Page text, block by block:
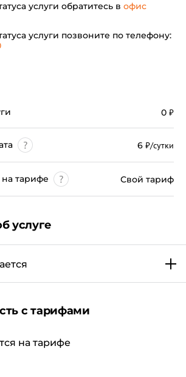
услуги обратитесь в офис
услуги позвоните по телефону:
0 ₽
6 ₽/сутки
на тарифе Свой тариф
услуге
Договора;
Договора;
или если Услуга не
условиями нового тарифного
Абонент не указал включение
изменении параметров Опции
с тарифами
на тарифе